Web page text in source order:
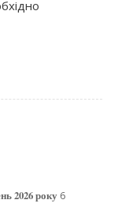
2026 року 6